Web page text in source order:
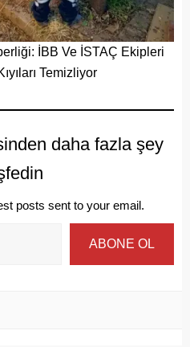
İBB Ve İSTAÇ Ekipleri
Temizliyor
daha fazla şey
posts sent to your email.
ABONE OL